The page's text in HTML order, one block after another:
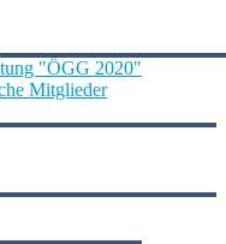
"ÖGG 2020"
Mitglieder